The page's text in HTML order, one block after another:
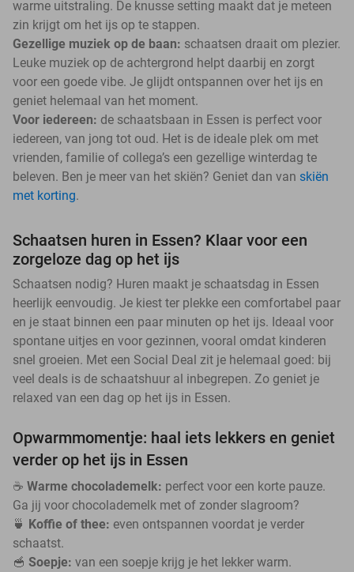
warme uitstraling. De knusse setting maakt dat je meteen
zin krijgt om het ijs op te stappen.
Gezellige muziek op de baan: schaatsen draait om plezier.
Leuke muziek op de achtergrond helpt daarbij en zorgt
voor een goede vibe. Je glijdt ontspannen over het ijs en
geniet helemaal van het moment.
Voor iedereen: de schaatsbaan in Essen is perfect voor
iedereen, van jong tot oud. Het is de ideale plek om met
vrienden, familie of collega’s een gezellige winterdag te
beleven. Ben je meer van het skiën? Geniet dan van skiën
met korting.
Schaatsen huren in Essen? Klaar voor een
zorgeloze dag op het ijs
Schaatsen nodig? Huren maakt je schaatsdag in Essen
heerlijk eenvoudig. Je kiest ter plekke een comfortabel paar
en je staat binnen een paar minuten op het ijs. Ideaal voor
spontane uitjes en voor gezinnen, vooral omdat kinderen
snel groeien. Met een Social Deal zit je helemaal goed: bij
veel deals is de schaatshuur al inbegrepen. Zo geniet je
relaxed van een dag op het ijs in Essen.
Opwarmmomentje: haal iets lekkers en geniet
verder op het ijs in Essen
☕ Warme chocolademelk: perfect voor een korte pauze.
Ga jij voor chocolademelk met of zonder slagroom?
🍵 Koffie of thee: even ontspannen voordat je verder
schaatst.
🥣 Soepje: van een soepje krijg je het lekker warm.